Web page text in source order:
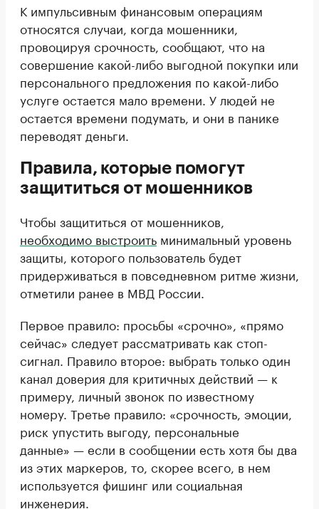
К импульсивным финансовым операциям
относятся случаи, когда мошенники,
провоцируя срочность, сообщают, что на
совершение какой-либо выгодной покупки или
персонального предложения по какой-либо
услуге остается мало времени. У людей не
остается времени подумать, и они в панике
переводят деньги.
Правила, которые помогут
защититься от мошенников
Чтобы защититься от мошенников,
необходимо выстроить минимальный уровень
защиты, которого пользователь будет
придерживаться в повседневном ритме жизни,
отметили ранее в МВД России.
Первое правило: просьбы «срочно», «прямо
сейчас» следует рассматривать как стоп-
сигнал. Правило второе: выбрать только один
канал доверия для критичных действий — к
примеру, личный звонок по известному
номеру. Третье правило: «срочность, эмоции,
риск упустить выгоду, персональные
данные» — если в сообщении есть хотя бы два
из этих маркеров, то, скорее всего, в нем
используется фишинг или социальная
инженерия.